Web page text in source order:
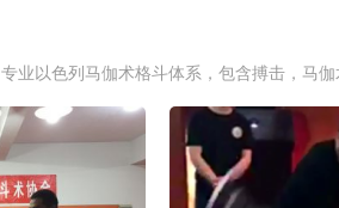
专业以色列马伽术格斗体系，包含搏击，马